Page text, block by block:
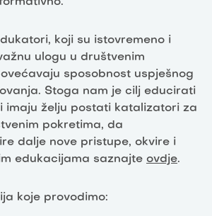
koji su istovremeno i
ulogu u društvenim
sposobnost uspješnog
Stoga nam je cilj educirati
imaju želju postati katalizatori za
pokretima, da
dalje nove pristupe, okvire i
edukacijama saznajte ovdje.
koje provodimo: